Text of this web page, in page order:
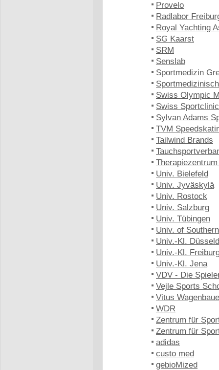
Provelo
Radlabor
Royal Yachting
SG Kaarst
SRM
Senslab
Sportmedizin
Swiss Olympic
Swiss Sportclinic
Sylvan Adams
TVM
Tailwind Brands
Univ. Bielefeld
Univ. Jyväskylä
Univ. Rostock
Univ. Salzburg
Univ. Tübingen
Univ. of
Univ.-Kl.
Univ.-Kl.
Univ.-Kl. Jena
VDV - Die
Vejle Sports
Vitus
WDR
Zentrum für
Zentrum für
adidas
custo med
gebioMized